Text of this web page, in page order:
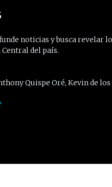
noticias y busca revelar
del país.
Quispe Oré, Kevin de los